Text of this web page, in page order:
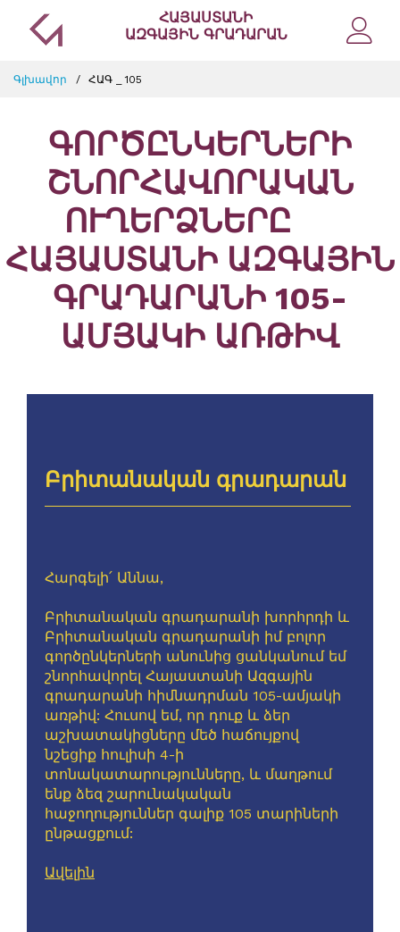
ՀԱՅԱՍՏԱՆԻ
ԱԶԳԱՅԻՆ ԳՐԱԴԱՐԱՆ
Գլխավոր ՀԱԳ _ 105
ԳՈՐԾԸՆԿԵՐՆԵՐԻ
ՇՆՈՐՀԱՎՈՐԱԿԱՆ
ՈՒՂԵՐՁՆԵՐԸ
ՀԱՅԱՍՏԱՆԻ ԱԶԳԱՅԻՆ
ԳՐԱԴԱՐԱՆԻ 105-
ԱՄՅԱԿԻ ԱՌԹԻՎ
Բրիտանական գրադարան
Հարգելի՛ Աննա,
Բրիտանական գրադարանի խորհրդի և
Բրիտանական գրադարանի իմ բոլոր
գործընկերների անունից ցանկանում եմ
շնորհավորել Հայաստանի Ազգային
գրադարանի հիմնադրման 105-ամյակի
առթիվ: Հուսով եմ, որ դուք և ձեր
աշխատակիցները մեծ հաճույքով
նշեցիք հուլիսի 4-ի
տոնակատարությունները, և մաղթում
ենք ձեզ շարունակական
հաջողություններ գալիք 105 տարիների
ընթացքում:
Ավելին